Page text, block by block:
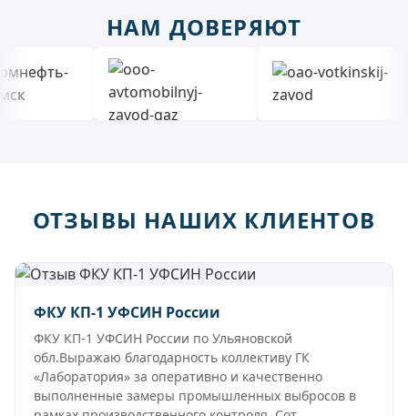
НАМ ДОВЕРЯЮТ
ОТЗЫВЫ НАШИХ КЛИЕНТОВ
ФКУ КП-1 УФСИН России
ФКУ КП-1 УФСИН России по Ульяновской
обл.Выражаю благодарность коллективу ГК
«Лаборатория» за оперативно и качественно
выполненные замеры промышленных выбросов в